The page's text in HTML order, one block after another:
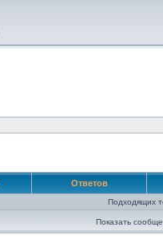
Ответов
Подходящих
Показать